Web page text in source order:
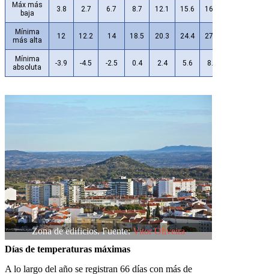
Máx más
baja
3.8 2.7 6.7 8.7 12.1 15.6 16.3
Mínima
más alta
12 12.2 14 18.5 20.3 24.4 27.5
Mínima
absoluta
-3.9 -4.5 -2.5 0.4 2.4 5.6 8.9
Zona de edificios. Fuente:Vitor Oliveira
Días de temperaturas máximas
A lo largo del año se registran 66 días con más de